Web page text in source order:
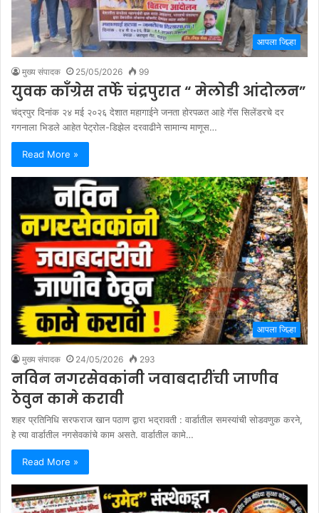
आपला जिल्हा
मुख्य संपादक 25/05/2026 99
युवक कॉंग्रेस तर्फे चंद्रपुरात “ मेलोडी आंदोलन”
चंद्रपुर दिनांक २४ मई २०२६ देशात महागाईने जनता होरपळत आहे गॅस सिलेंडरचे दर
गगनाला भिडले आहेत पेट्रोल-डिझेल दरवाढीने सामान्य माणूस…
Read More »
आपला जिल्हा
मुख्य संपादक 24/05/2026 293
नविन नगरसेवकांनी जवाबदारींची जाणीव
ठेवुन कामे करावी
शहर प्रतिनिधि सरफराज खान पठाण द्वारा भद्रावती : वार्डातील समस्यांची सोडवणुक करने,
हे त्या वार्डातील नगसेवकांचे काम असते. वार्डातील कामे…
Read More »